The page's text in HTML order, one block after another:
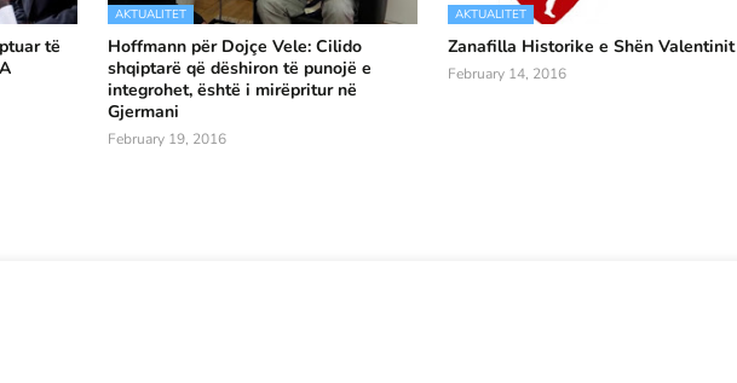
të
AKTUALITET
Hoffmann për Dojçe Vele: Cilido
shqiptarë që dëshiron të punojë e
integrohet, është i mirëpritur në
Gjermani
February 19, 2016
AKTUALITET
Zanafilla Historike e Shën Valentinit
February 14, 2016